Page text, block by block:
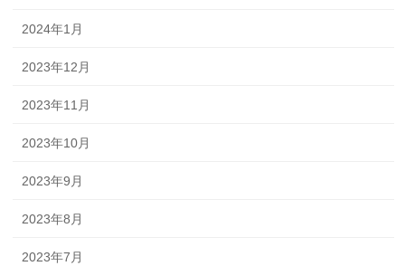
2024年1月
2023年12月
2023年11月
2023年10月
2023年9月
2023年8月
2023年7月